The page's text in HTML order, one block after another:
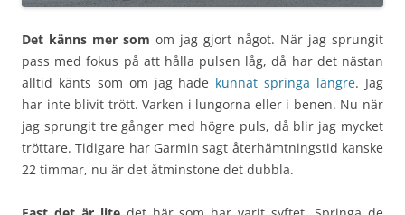
Det känns mer som om jag gjort något. När jag sprungit
pass med fokus på att hålla pulsen låg, då har det nästan
alltid känts som om jag hade kunnat springa längre. Jag
har inte blivit trött. Varken i lungorna eller i benen. Nu när
jag sprungit tre gånger med högre puls, då blir jag mycket
tröttare. Tidigare har Garmin sagt återhämtningstid kanske
22 timmar, nu är det åtminstone det dubbla.